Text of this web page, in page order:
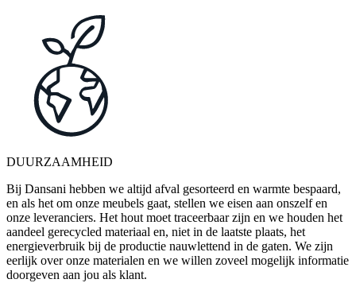
DUURZAAMHEID
Bij Dansani hebben we altijd afval gesorteerd en warmte bespaard,
en als het om onze meubels gaat, stellen we eisen aan onszelf en
onze leveranciers. Het hout moet traceerbaar zijn en we houden het
aandeel gerecycled materiaal en, niet in de laatste plaats, het
energieverbruik bij de productie nauwlettend in de gaten. We zijn
eerlijk over onze materialen en we willen zoveel mogelijk informatie
doorgeven aan jou als klant.